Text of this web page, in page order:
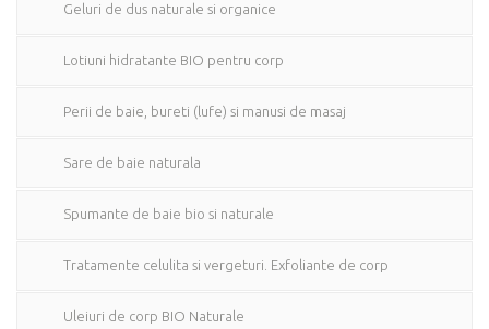
Geluri de dus naturale si organice
Lotiuni hidratante BIO pentru corp
Perii de baie, bureti (lufe) si manusi de masaj
Sare de baie naturala
Spumante de baie bio si naturale
Tratamente celulita si vergeturi. Exfoliante de corp
Uleiuri de corp BIO Naturale